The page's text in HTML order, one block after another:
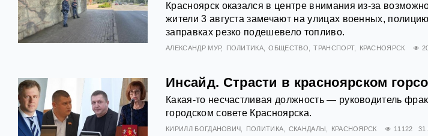
Красноярск оказался в центре внимания из-за
жители 3 августа замечают на улицах военных,
заправках резко подешевело топливо.
АЛЕКСАНДР МУР ПОЛИТИКА ОБЩЕСТВО ТРАНСПОРТ КРАСНОЯРСК
Инсайд. Страсти в красноярском
Какая-то несчастливая должность — руководитель
городском совете Красноярска.
КИРИЛЛ БОГДАНОВИЧ ПОЛИТИКА СКАНДАЛЫ КРАСНОЯРСК 11122